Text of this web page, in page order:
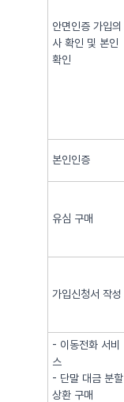
안면인증 가입의
사 확인 및 본인
확인
본인인증
유심 구매
가입신청서 작성
- 이동전화 서비
스
- 단말 대금 분할
상환 구매